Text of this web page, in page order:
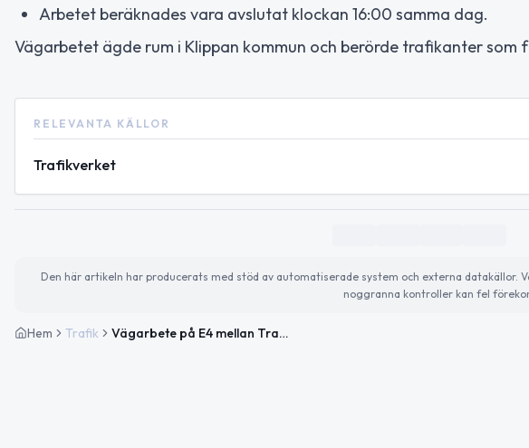
Arbetet beräknades vara avslutat klockan 16:00 samma dag.
Vägarbetet ägde rum i Klippan kommun och berörde trafikanter som
RELEVANTA KÄLLOR
Trafikverket
Den här artikeln har producerats med stöd av automatiserade system och externa
noggranna kontroller kan fel
Hem Trafik Vägarbete på E4 mellan Trafikplats Eket S och Mölletofta i riktning mot Helsingborg